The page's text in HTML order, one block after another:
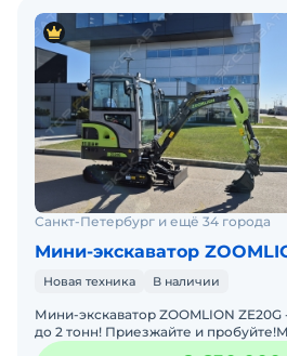
Санкт-Петербург и ещё 34 города
Мини-экскаватор
Новая техника В наличии
Мини-экскаватор ZOOMLION
до 2 тонн! Приезжайте и
выпуска. Просторная